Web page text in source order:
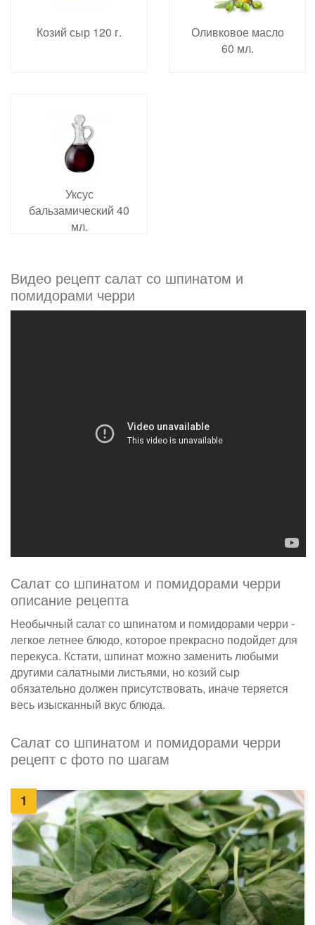
Козий сыр 120 г.
Оливковое масло
60 мл.
Уксус
бальзамический 40
мл.
Видео рецепт салат со шпинатом и
помидорами черри
Салат со шпинатом и помидорами черри
описание рецепта
Необычный салат со шпинатом и помидорами черри -
легкое летнее блюдо, которое прекрасно подойдет для
перекуса. Кстати, шпинат можно заменить любыми
другими салатными листьями, но козий сыр
обязательно должен присутствовать, иначе теряется
весь изысканный вкус блюда.
Салат со шпинатом и помидорами черри
рецепт с фото по шагам
1